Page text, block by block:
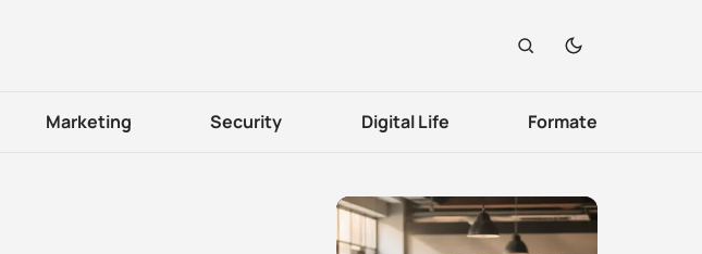
Marketing Security Digital Life Formate